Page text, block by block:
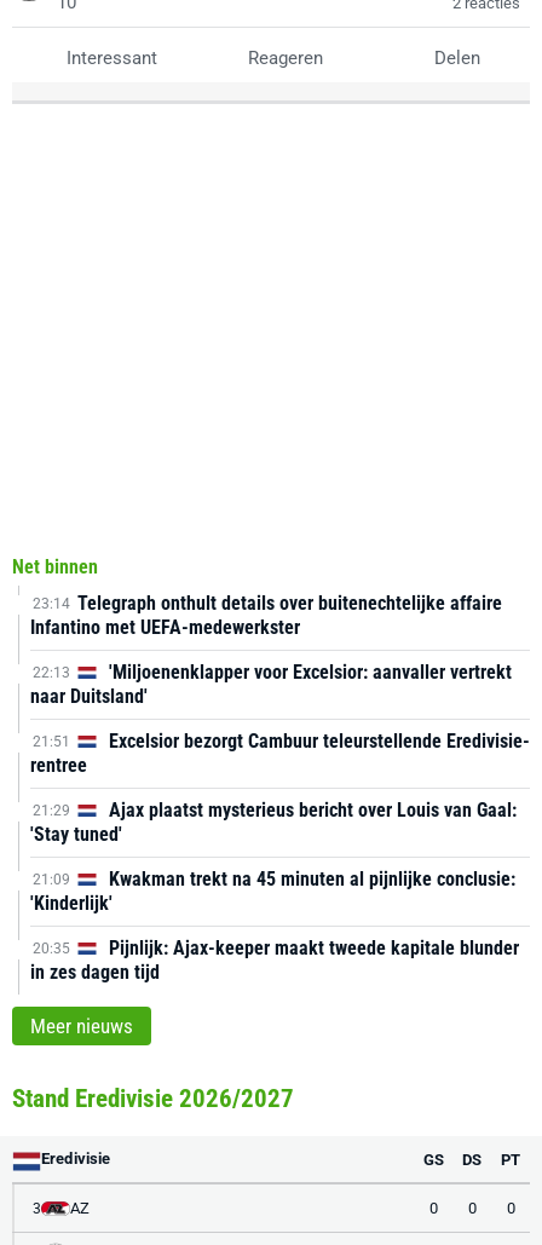
Interessant Reageren Delen
Net binnen
23:14 Telegraph onthult details over buitenechtelijke affaire
Infantino met UEFA-medewerkster
22:13
'Miljoenenklapper voor Excelsior: aanvaller vertrekt
naar Duitsland'
21:51
Excelsior bezorgt Cambuur teleurstellende Eredivisie-
rentree
21:29
Ajax plaatst mysterieus bericht over Louis van Gaal:
'Stay tuned'
21:09
Kwakman trekt na 45 minuten al pijnlijke conclusie:
'Kinderlijk'
20:35
Pijnlijk: Ajax-keeper maakt tweede kapitale blunder
in zes dagen tijd
Meer nieuws
Stand Eredivisie 2026/2027
Eredivisie GS DS PT
3 AZ 0 0 0